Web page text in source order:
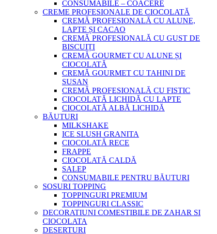
CONSUMABILE – COACERE
CREME PROFESIONALE DE CIOCOLATĂ
CREMĂ PROFESIONALĂ CU ALUNE,
LAPTE ȘI CACAO
CREMĂ PROFESIONALĂ CU GUST DE
BISCUIȚI
CREMĂ GOURMET CU ALUNE ȘI
CIOCOLATĂ
CREMĂ GOURMET CU TAHINI DE
SUSAN
CREMĂ PROFESIONALĂ CU FISTIC
CIOCOLATĂ LICHIDĂ CU LAPTE
CIOCOLATĂ ALBĂ LICHIDĂ
BĂUTURI
MILKSHAKE
ICE SLUSH GRANITA
CIOCOLATĂ RECE
FRAPPE
CIOCOLATĂ CALDĂ
SALEP
CONSUMABILE PENTRU BĂUTURI
SOSURI TOPPING
TOPPINGURI PREMIUM
TOPPINGURI CLASSIC
DECORATIUNI COMESTIBILE DE ZAHAR SI
CIOCOLATA
DESERTURI